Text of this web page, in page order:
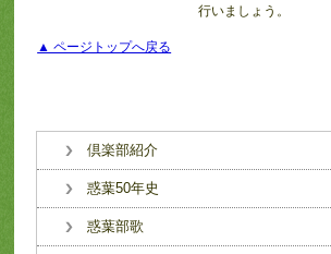
行いましょう。
▲ ページトップへ戻る
倶楽部紹介
惑葉50年史
惑葉部歌